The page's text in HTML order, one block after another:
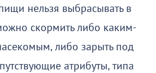
нельзя выбрасывать в
скормить либо каким-
либо зарыть под
атрибуты, типа